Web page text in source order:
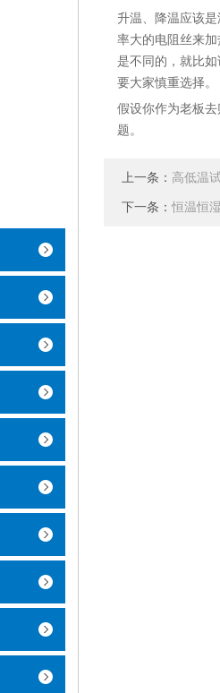
升温、降温应该
率大的电阻丝来
是不同的，就比
要大家慎重选择。
假设你作为老板
题。
上一条： 高低温
下一条： 恒温恒